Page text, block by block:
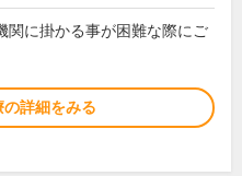
関に掛かる事が困難な際にご
詳細をみる